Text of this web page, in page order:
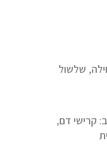
שלשול
קרישי דם,